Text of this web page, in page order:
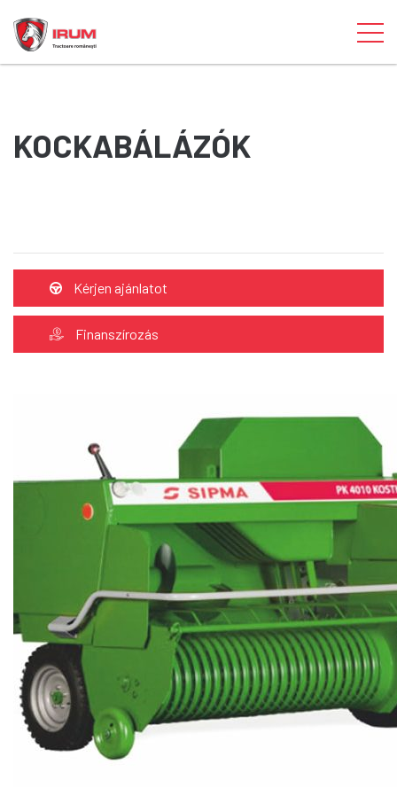
KOCKABÁLÁZÓK
Kérjen ajánlatot
Finanszírozás